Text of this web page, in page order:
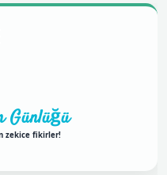
Günlüğü
zekice fikirler!